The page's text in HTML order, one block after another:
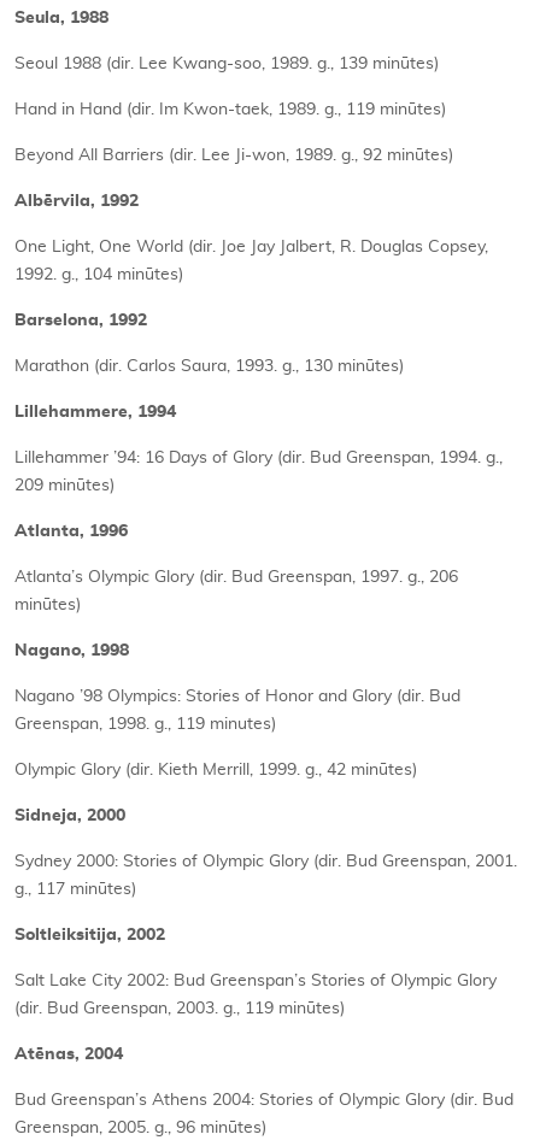
Seula, 1988
Seoul 1988 (dir. Lee Kwang-soo, 1989. g., 139 minūtes)
Hand in Hand (dir. Im Kwon-taek, 1989. g., 119 minūtes)
Beyond All Barriers (dir. Lee Ji-won, 1989. g., 92 minūtes)
Albērvila, 1992
One Light, One World (dir. Joe Jay Jalbert, R. Douglas Copsey,
1992. g., 104 minūtes)
Barselona, 1992
Marathon (dir. Carlos Saura, 1993. g., 130 minūtes)
Lillehammere, 1994
Lillehammer ’94: 16 Days of Glory (dir. Bud Greenspan, 1994. g.,
209 minūtes)
Atlanta, 1996
Atlanta’s Olympic Glory (dir. Bud Greenspan, 1997. g., 206
minūtes)
Nagano, 1998
Nagano ’98 Olympics: Stories of Honor and Glory (dir. Bud
Greenspan, 1998. g., 119 minutes)
Olympic Glory (dir. Kieth Merrill, 1999. g., 42 minūtes)
Sidneja, 2000
Sydney 2000: Stories of Olympic Glory (dir. Bud Greenspan, 2001.
g., 117 minūtes)
Soltleiksitija, 2002
Salt Lake City 2002: Bud Greenspan’s Stories of Olympic Glory
(dir. Bud Greenspan, 2003. g., 119 minūtes)
Atēnas, 2004
Bud Greenspan’s Athens 2004: Stories of Olympic Glory (dir. Bud
Greenspan, 2005. g., 96 minūtes)